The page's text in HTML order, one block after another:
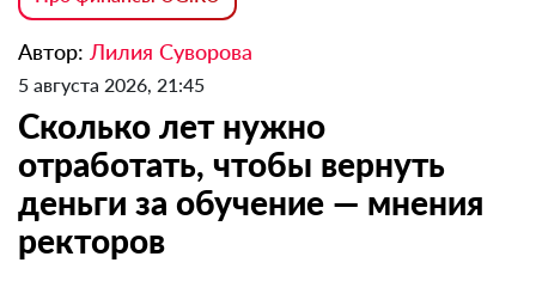
Автор: Лилия Суворова
5 августа 2026, 21:45
Сколько лет нужно
отработать, чтобы вернуть
деньги за обучение — мнения
ректоров